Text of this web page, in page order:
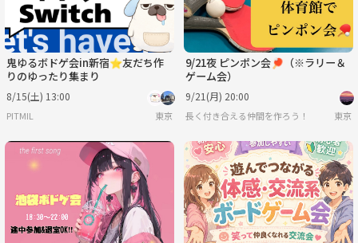
鬼ゆるボドゲ会in新宿⭐友だち作
りのゆったり集まり
8/15(土) 13:00
PITMIL 東京
9/21夜 ピンポン会🏓（※ラリー＆
ゲーム会）
9/21(月) 20:00
長く付き合える仲間を作ろう！ 東京